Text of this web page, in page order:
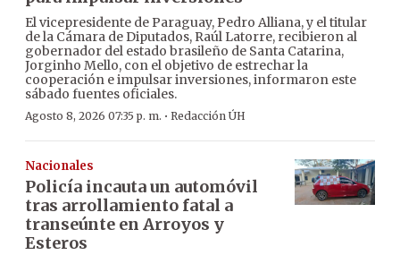
El vicepresidente de Paraguay, Pedro Alliana, y el titular
de la Cámara de Diputados, Raúl Latorre, recibieron al
gobernador del estado brasileño de Santa Catarina,
Jorginho Mello, con el objetivo de estrechar la
cooperación e impulsar inversiones, informaron este
sábado fuentes oficiales.
Agosto 8, 2026 07:35 p. m. · Redacción ÚH
Nacionales
Policía incauta un automóvil
tras arrollamiento fatal a
transeúnte en Arroyos y
Esteros